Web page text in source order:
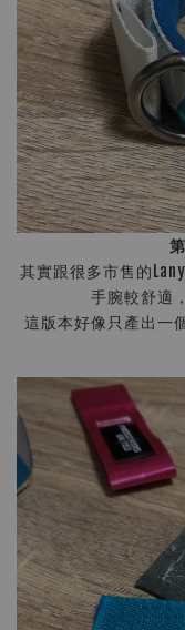
其實跟很多市售的
手腕較舒適
這版本好像只產出一